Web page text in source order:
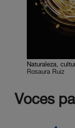
Naturaleza,
Rosaura Ruiz
Voces